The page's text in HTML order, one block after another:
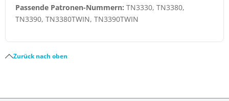
Passende Patronen-Nummern: TN3330, TN3380,
TN3390, TN3380TWIN, TN3390TWIN
Zurück nach oben